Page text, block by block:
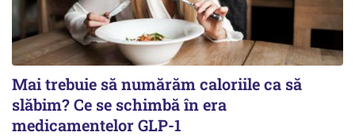
Mai trebuie să numărăm caloriile ca să
slăbim? Ce se schimbă în era
medicamentelor GLP-1